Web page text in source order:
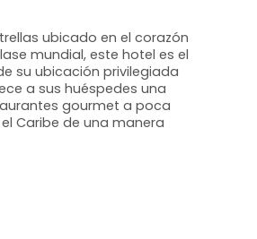
ubicado en el corazón
mundial, este hotel es el
su ubicación privilegiada
a sus huéspedes una
gourmet a poca
Caribe de una manera